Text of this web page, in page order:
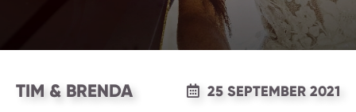
TIM & BRENDA 25 SEPTEMBER 2021